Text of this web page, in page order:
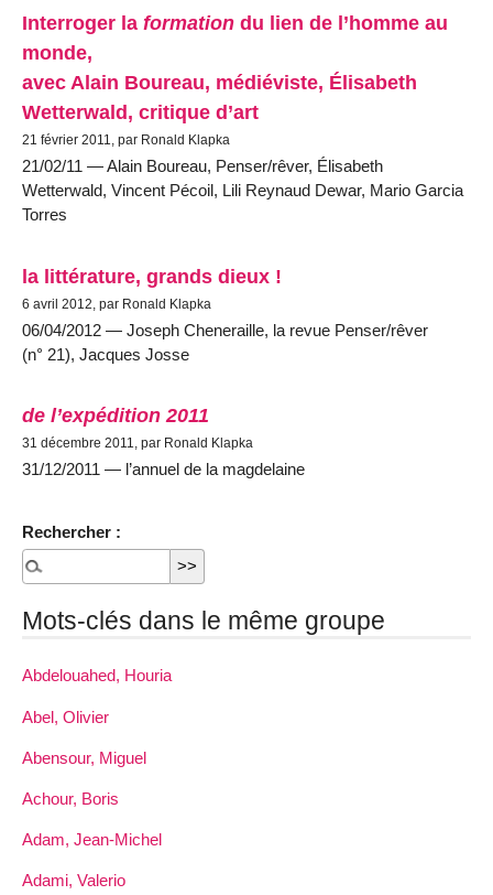
Interroger la formation du lien de l’homme au
monde,
avec Alain Boureau, médiéviste, Élisabeth
Wetterwald, critique d’art
21 février 2011, par Ronald Klapka
21/02/11 — Alain Boureau, Penser/rêver, Élisabeth
Wetterwald, Vincent Pécoil, Lili Reynaud Dewar, Mario Garcia
Torres
la littérature, grands dieux !
6 avril 2012, par Ronald Klapka
06/04/2012 — Joseph Cheneraille, la revue Penser/rêver
(n° 21), Jacques Josse
de l’expédition 2011
31 décembre 2011, par Ronald Klapka
31/12/2011 — l’annuel de la magdelaine
Rechercher :
Mots-clés dans le même groupe
Abdelouahed, Houria
Abel, Olivier
Abensour, Miguel
Achour, Boris
Adam, Jean-Michel
Adami, Valerio